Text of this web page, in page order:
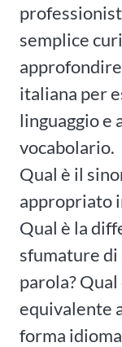
semplice
italiana per
linguaggio e
vocabolario.
Qual è il
appropriato
Qual è la
sfumature di
parola?
equivalente
forma